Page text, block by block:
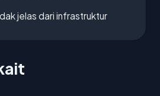
jelas dari infrastruktur